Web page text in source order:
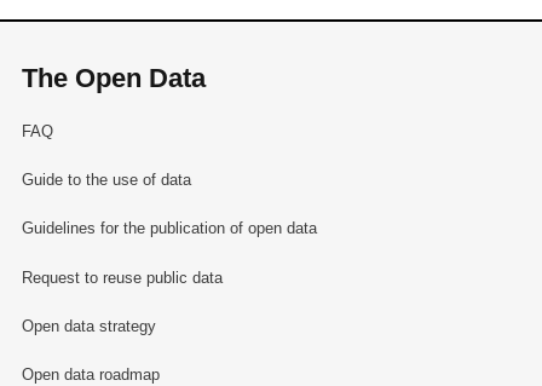
The Open Data
FAQ
Guide to the use of data
Guidelines for the publication of open data
Request to reuse public data
Open data strategy
Open data roadmap